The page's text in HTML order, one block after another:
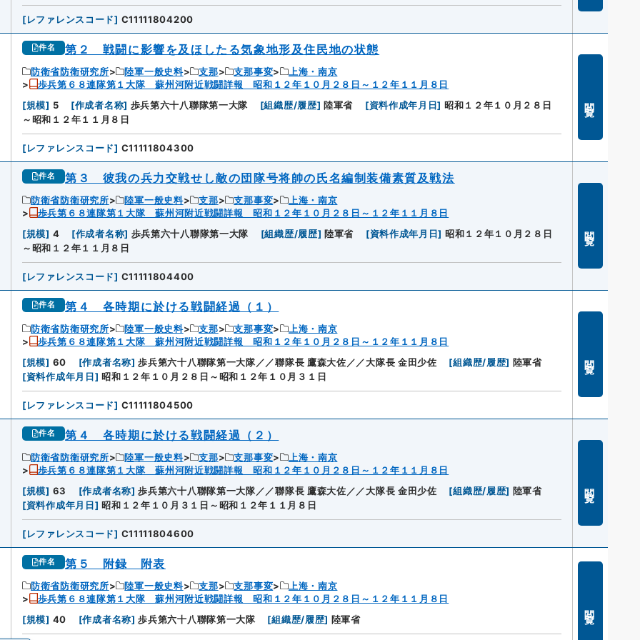
[レファレンスコード] C11111804200
件名 第２ 戦闘に影響を及ほしたる気象地形及住民地の状態
防衛省防衛研究所 陸軍一般史料 支那 支那事変
上海・南京
歩兵第６８連隊第１大隊 蘇州河附近戦闘詳報 昭和１２年１０月２８日～１２年１１月８日
[規模] 5 [作成者名称] 歩兵第六十八聯隊第一大隊 [組織歴/履歴] 陸軍省 [資料作成年月日] 昭和１２年１０月２８日
～昭和１２年１１月８日
[レファレンスコード] C11111804300
件名 第３ 彼我の兵力交戦せし敵の団隊号将帥の氏名編制装備素質及戦法
防衛省防衛研究所 陸軍一般史料 支那 支那事変
上海・南京
歩兵第６８連隊第１大隊 蘇州河附近戦闘詳報 昭和１２年１０月２８日～１２年１１月８日
[規模] 4 [作成者名称] 歩兵第六十八聯隊第一大隊 [組織歴/履歴] 陸軍省 [資料作成年月日] 昭和１２年１０月２８日
～昭和１２年１１月８日
[レファレンスコード] C11111804400
件名 第４ 各時期に於ける戦闘経過（１）
防衛省防衛研究所 陸軍一般史料 支那 支那事変
上海・南京
歩兵第６８連隊第１大隊 蘇州河附近戦闘詳報 昭和１２年１０月２８日～１２年１１月８日
[規模] 60 [作成者名称] 歩兵第六十八聯隊第一大隊／／聯隊長 鷹森大佐／／大隊長 金田少佐 [組織歴/履歴] 陸軍省
[資料作成年月日] 昭和１２年１０月２８日～昭和１２年１０月３１日
[レファレンスコード] C11111804500
件名 第４ 各時期に於ける戦闘経過（２）
防衛省防衛研究所 陸軍一般史料 支那 支那事変
上海・南京
歩兵第６８連隊第１大隊 蘇州河附近戦闘詳報 昭和１２年１０月２８日～１２年１１月８日
[規模] 63 [作成者名称] 歩兵第六十八聯隊第一大隊／／聯隊長 鷹森大佐／／大隊長 金田少佐 [組織歴/履歴] 陸軍省
[資料作成年月日] 昭和１２年１０月３１日～昭和１２年１１月８日
[レファレンスコード] C11111804600
件名 第５ 附録 附表
防衛省防衛研究所 陸軍一般史料 支那 支那事変
上海・南京
歩兵第６８連隊第１大隊 蘇州河附近戦闘詳報 昭和１２年１０月２８日～１２年１１月８日
[規模] 40 [作成者名称] 歩兵第六十八聯隊第一大隊 [組織歴/履歴] 陸軍省